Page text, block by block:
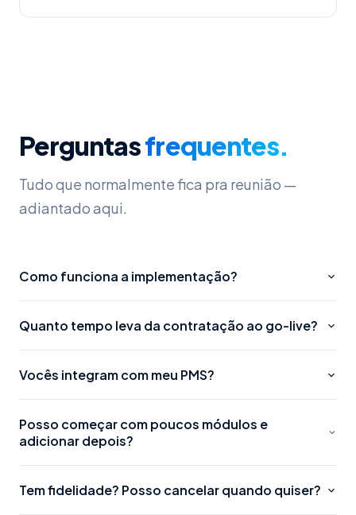
muito o nosso dia a dia operacional. Todo o
especialmente ao Matheus, que manteve um
suporte constante, atento e muito eficiente com
nossa empresa. Sem dúvida, foi um investimento
que trouxe resultados práticos e imediatos, e
que elevou nosso padrão de atendimento.
Perguntasfrequentes.
Tudo que normalmente fica pra reunião —
adiantado aqui.
Como funciona a implementação?
Quanto tempo leva da contratação ao go-live?
Vocês integram com meu PMS?
Posso começar com poucos módulos e
adicionar depois?
Tem fidelidade? Posso cancelar quando quiser?